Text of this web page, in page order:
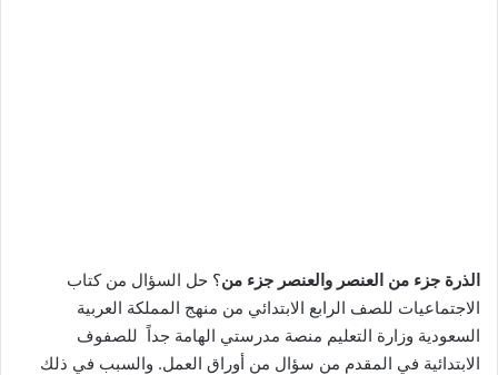
الذرة جزء من العنصر والعنصر جزء من؟ حل السؤال من كتاب
الاجتماعيات للصف الرابع الابتدائي من منهج المملكة العربية
السعودية وزارة التعليم منصة مدرستي الهامة جداً للصفوف
الابتدائية في المقدم من سؤال من أوراق العمل. والسبب في ذلك